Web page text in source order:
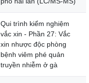
Qui trình kiểm nghiệm
vắc xin - Phần 27: Vắc
xin nhược độc phòng
bệnh viêm phé quản
truyền nhiễm ở gà